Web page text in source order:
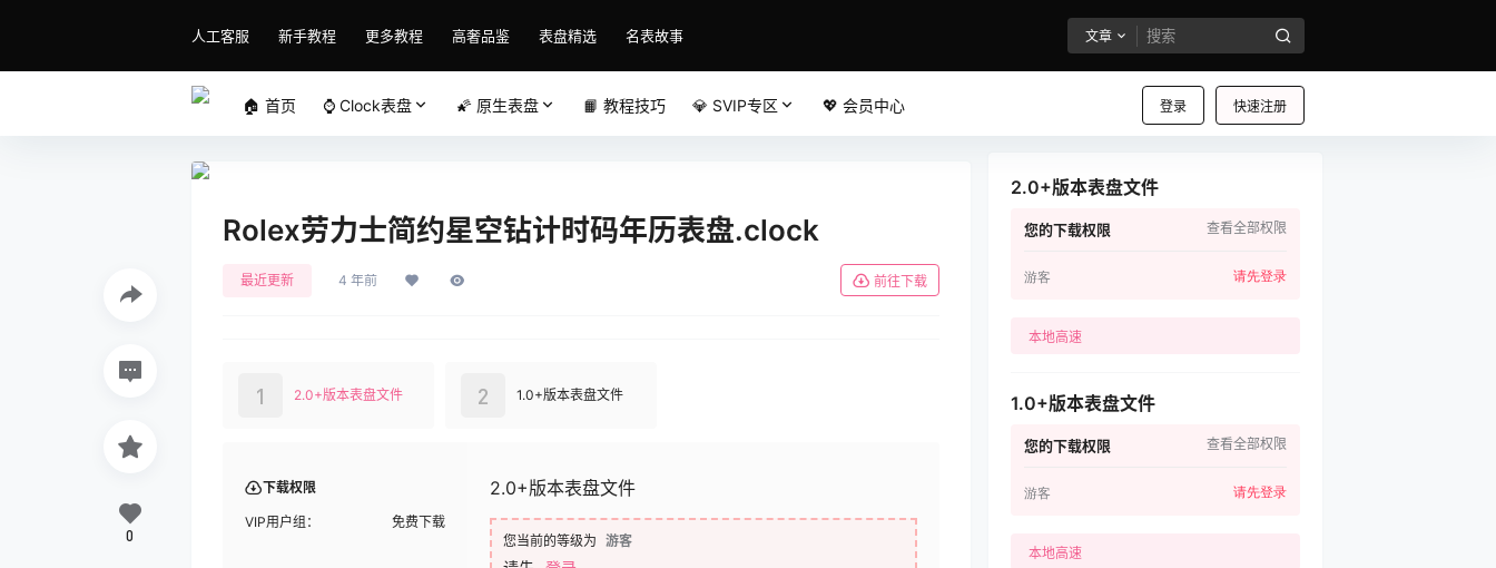
人工客服 新手教程 更多教程 高奢品鉴 表盘精选 名表故事 文章
登录 快速注册
🏠 首页 ⌚️ Clock表盘 🌠 原生表盘 📙 教程技巧 💎 SVIP专区 💖 会员中心
Rolex劳力士简约星空钻计时码年历表盘.clock
最近更新 4 年前 前往下载
2.0+版本表盘文件
1 1.0+版本表盘文件
2
下载权限
VIP用户组： 免费下载
2.0+版本表盘文件
您当前的等级为 游客
0
2.0+版本表盘文件
您的下载权限 查看全部权限
游客 请先登录
本地高速
1.0+版本表盘文件
您的下载权限 查看全部权限
游客 请先登录
本地高速